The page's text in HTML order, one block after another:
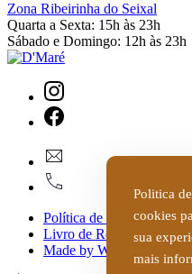
do
Seixal
Zona Ribeirinha do Seixal
Quarta a Sexta: 15h às 23h
Sábado e Domingo: 12h às 23h
New
Window
Window
Política de Privacidade
Livro de Reclamações
Made by WIPdesign
Politica
cookies
sua
mais